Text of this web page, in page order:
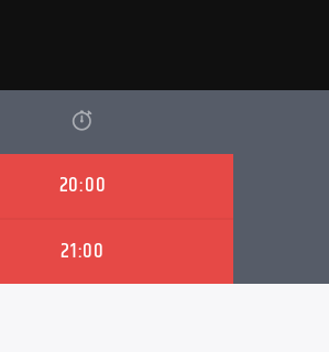
20:00
21:00